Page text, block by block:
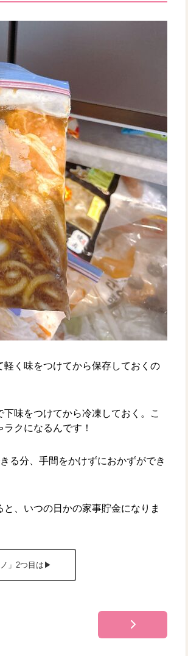
く味をつけてから保存しておくの
味をつけてから冷凍しておく。こ
クになるんです！
る分、手間をかけずにおかずができ
、いつの日かの家事貯金になりま
ノ」2つ目は▶